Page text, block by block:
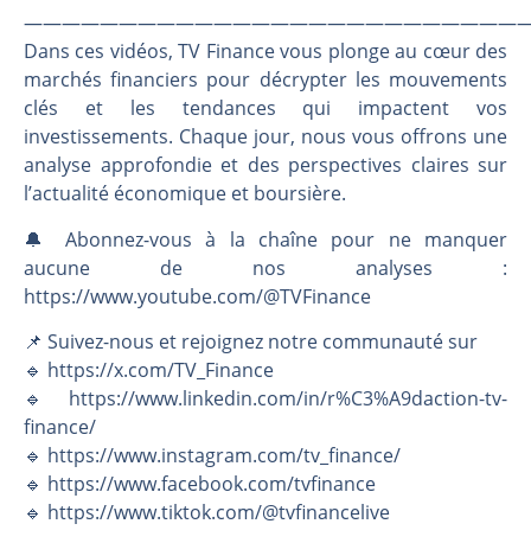
Dans ces vidéos, TV Finance vous plonge au cœur des
marchés financiers pour décrypter les mouvements
clés et les tendances qui impactent vos
investissements. Chaque jour, nous vous offrons une
analyse approfondie et des perspectives claires sur
l’actualité économique et boursière.
🔔 Abonnez-vous à la chaîne pour ne manquer
aucune de nos analyses :
https://www.youtube.com/@TVFinance
📌 Suivez-nous et rejoignez notre communauté sur
🔹 https://x.com/TV_Finance
🔹 https://www.linkedin.com/in/r%C3%A9daction-tv-
finance/
🔹 https://www.instagram.com/tv_finance/
🔹 https://www.facebook.com/tvfinance
🔹 https://www.tiktok.com/@tvfinancelive